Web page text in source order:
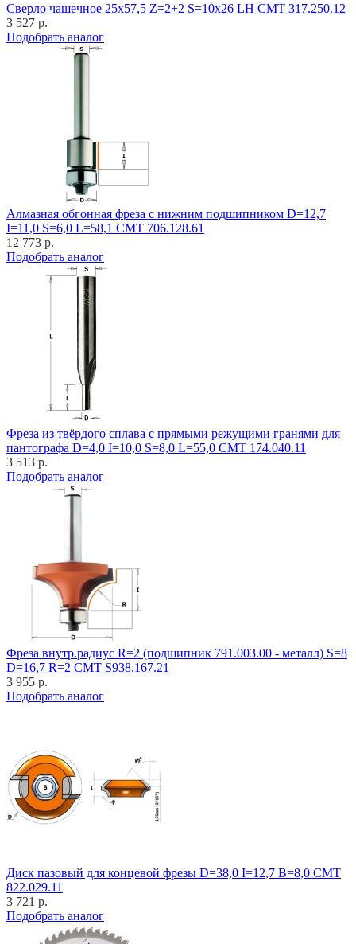
Cверло чашечное 25x57,5 Z=2+2 S=10x26 LH CMT 317.250.12
3 527 р.
Подобрать аналог
Алмазная обгонная фреза с нижним подшипником D=12,7
I=11,0 S=6,0 L=58,1 CMT 706.128.61
12 773 р.
Подобрать аналог
Фреза из твёрдого сплава с прямыми режущими гранями для
пантографа D=4,0 I=10,0 S=8,0 L=55,0 CMT 174.040.11
3 513 р.
Подобрать аналог
Фреза внутр.радиус R=2 (подшипник 791.003.00 - металл) S=8
D=16,7 R=2 CMT S938.167.21
3 955 р.
Подобрать аналог
Диск пазовый для концевой фрезы D=38,0 I=12,7 B=8,0 CMT
822.029.11
3 721 р.
Подобрать аналог